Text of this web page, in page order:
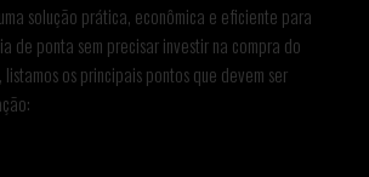
solução prática, econômica e eficiente para
de ponta sem precisar investir na compra do
os principais pontos que devem ser